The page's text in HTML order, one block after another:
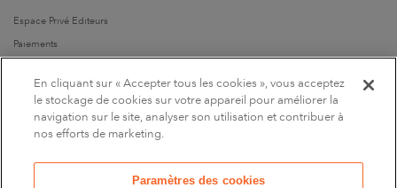
Espace Privé Editeurs
Paiements
Parrainages
Suivez-nous
En cliquant sur « Accepter tous les cookies », vous acceptez
le stockage de cookies sur votre appareil pour améliorer la
navigation sur le site, analyser son utilisation et contribuer à
nos efforts de marketing.
Paramètres des cookies